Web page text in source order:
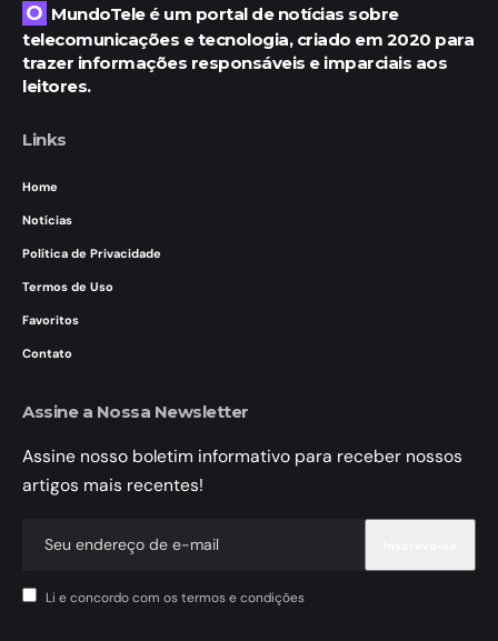
O MundoTele é um portal de notícias sobre
telecomunicações e tecnologia, criado em 2020 para
trazer informações responsáveis e imparciais aos
leitores.
Links
Home
Notícias
Política de Privacidade
Termos de Uso
Favoritos
Contato
Assine a Nossa Newsletter
Assine nosso boletim informativo para receber nossos
artigos mais recentes!
Li e concordo com os termos e condições